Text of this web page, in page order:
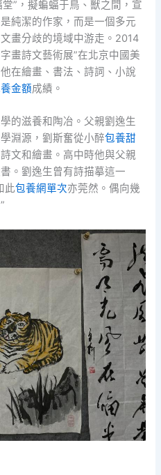
”，擬蝙蝠于鳥、獸之間，宣
純潔的作家，而是一個多元
畫分歧的境域中游走。2014
畫詩文藝術展”在北京中國美
在繪畫、書法、詩詞、小說
金額成績。
的滋養和陶冶。父親劉逸生
淵源，劉斯奮從小醉包養甜
文和繪畫。高中時他與父親
。劉逸生曾有詩描摹這一
此包養網單次亦莞然。偶向幾